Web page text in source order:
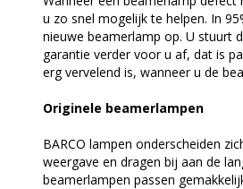
u zo snel mogelijk te helpen. In
nieuwe beamerlamp op. U stuurt
garantie verder voor u af, dat is
erg vervelend is, wanneer u de
Originele beamerlampen
BARCO lampen onderscheiden
weergave en dragen bij aan de
beamerlampen passen